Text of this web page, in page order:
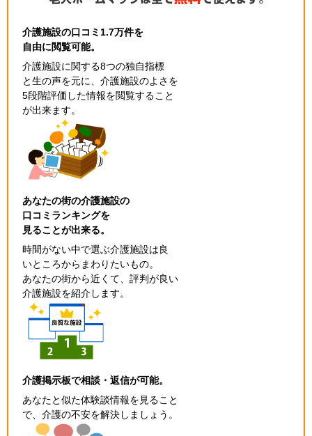
介護施設の口コミ1.7万件を
自由に閲覧可能。
介護施設に関する8つの独自指標
と生の声を元に、介護施設のよさを
5段階評価した情報を閲覧すること
が出来ます。
あなたの街の介護施設の
口コミランキングを
見ることが出来る。
時間がない中で選ぶ介護施設は良
いところからまわりたいもの。
あなたの街から近くて、評判が良い
介護施設を紹介します。
介護掲示板で相談・返信が可能。
あなたと似た体験談情報を見ること
で、介護の不安を解決しましょう。